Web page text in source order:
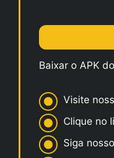
Baixar o APK
Visite
Clique no
Siga